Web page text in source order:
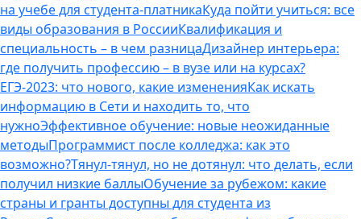
на учебе для студента-платникаКуда пойти учиться: все
виды образования в РоссииКвалификация и
специальность – в чем разницаДизайнер интерьера:
где получить профессию – в вузе или на курсах?
ЕГЭ-2023: что нового, какие измененияКак искать
информацию в Сети и находить то, что
нужноЭффективное обучение: новые неожиданные
методыПрограммист после колледжа: как это
возможно?Тянул-тянул, но не дотянул: что делать, если
получил низкие баллыОбучение за рубежом: какие
страны и гранты доступны для студента из